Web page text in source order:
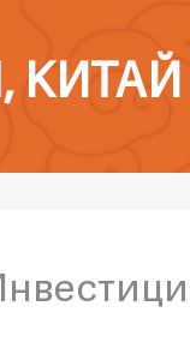
КИТАЙ